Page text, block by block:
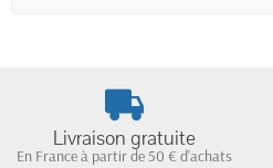
Livraison gratuite
En France à partir de 50 € d'achats